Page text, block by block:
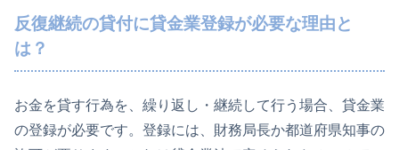
反復継続の貸付に貸金業登録が必要な理由と
は？
お金を貸す行為を、繰り返し・継続して行う場合、貸金業
の登録が必要です。登録には、財務局長か都道府県知事の